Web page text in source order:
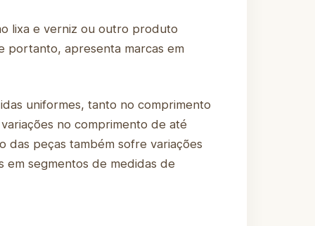
lixa e verniz ou outro produto
portanto, apresenta marcas em
uniformes, tanto no comprimento
no comprimento de até
das peças também sofre variações
segmentos de medidas de